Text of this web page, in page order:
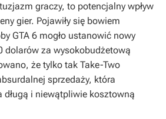
graczy, to potencjalny wpływ
gier. Pojawiły się bowiem
GTA 6 mogło ustanowić nowy
dolarów za wysokobudżetową
że tylko tak Take-Two
sprzedaży, która
długą i niewątpliwie kosztowną